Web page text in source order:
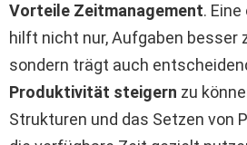
Vorteile Zeitmanagement.
hilft nicht nur, Aufgaben besser
sondern trägt auch
Produktivität steigern zu
Strukturen und das Setzen von